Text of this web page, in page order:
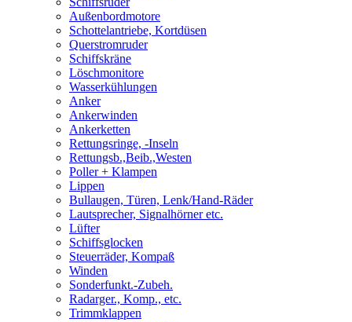
Außenbordmotore
Schottelantriebe, Kortdüsen
Querstromruder
Schiffskräne
Löschmonitore
Wasserkühlungen
Anker
Ankerwinden
Ankerketten
Rettungsringe, -Inseln
Rettungsb.,Beib.,Westen
Poller + Klampen
Lippen
Bullaugen, Türen, Lenk/Hand-Räder
Lautsprecher, Signalhörner etc.
Lüfter
Schiffsglocken
Steuerräder, Kompaß
Winden
Sonderfunkt.-Zubeh.
Radarger., Komp., etc.
Trimmklappen